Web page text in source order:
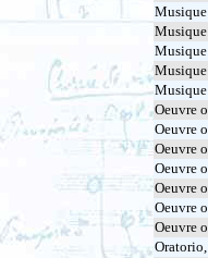
Oeuvre
Oeuvre
Oeuvre
Oeuvre
Oeuvre
Oeuvre
Oeuvre